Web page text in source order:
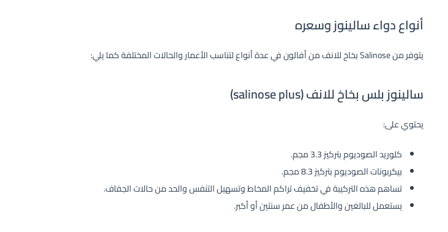
أنواع دواء سالينوز وسعره
يتوفر من Salinose بخاخ للانف من أفالون في عدة أنواع لتناسب الأعمار والحالات المختلفة كما يلي:
سالينوز بلس بخاخ للانف (salinose plus)
يحتوي على:
كلوريد الصوديوم بتركيز 3.3 مجم.
بيكربونات الصوديوم بتركيز 8.3 مجم.
تساهم هذه التركيبة في تخفيف تراكم المخاط وتسهيل التنفس والحد من حالات الجفاف.
يستعمل للبالغين والأطفال من عمر سنتين أو أكبر.